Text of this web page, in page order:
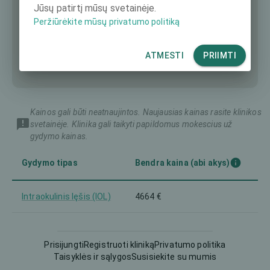
Kainos gali būti neatnaujintos. Naujausias kainas rasite klinikos
svetainėje. Klinika gali taikyti papildomus mokescius už
gydymo kainas.
Gydymo tipas Bendra kaina (abi akys)
Intraokulinis lęšis (IOL) 4664 €
PrisijungtiRegistruoti klinikąPrivatumo politika
Taisyklės ir sąlygosSusisiekite su mumis
Jūsų patirtį mūsų svetainėje.
Peržiūrėkite mūsų privatumo politiką
ATMESTI PRIIMTI